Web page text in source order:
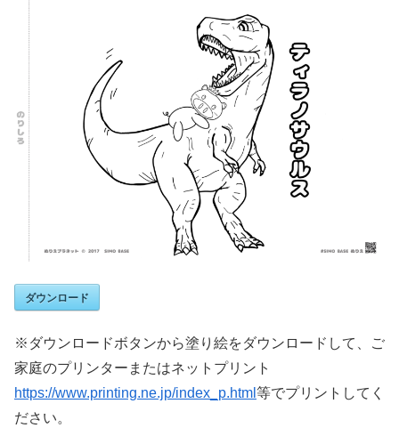
ダウンロード
※ダウンロードボタンから塗り絵をダウンロードして、ご
家庭のプリンターまたはネットプリント
https://www.printing.ne.jp/index_p.html 等でプリントしてく
ださい。